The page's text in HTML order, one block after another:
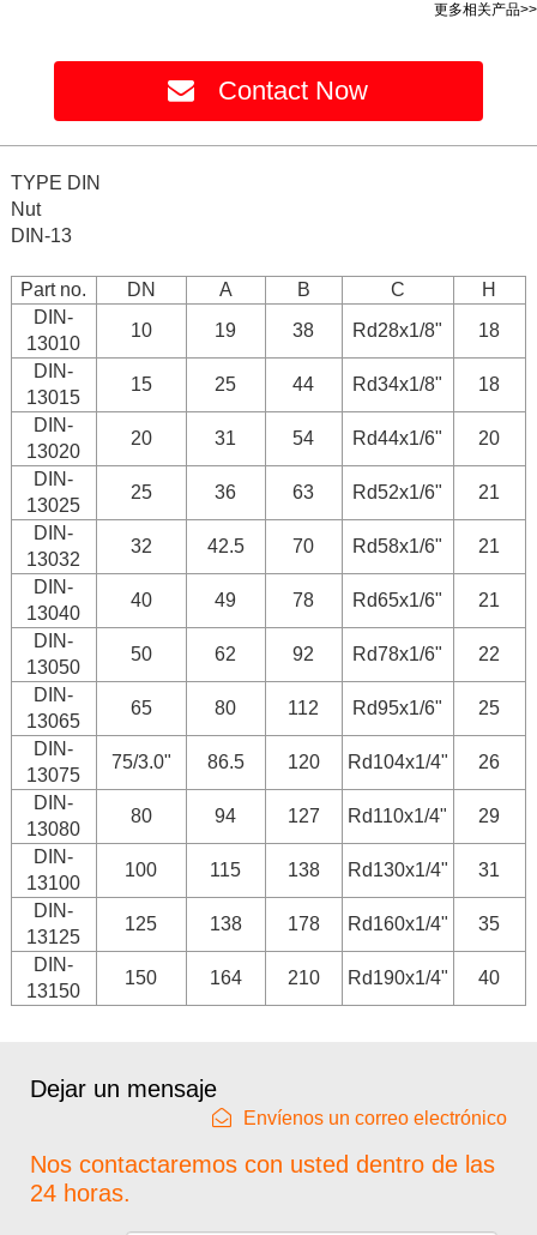
更多相关产品>>
Contact Now
TYPE DIN
Nut
DIN-13
Part no. DN A B C
H
DIN-
13010
10 19 38 Rd28x1/8"
18
DIN-
13015
15 25 44 Rd34x1/8"
18
DIN-
13020
20 31 54 Rd44x1/6"
20
DIN-
13025
25 36 63 Rd52x1/6"
21
DIN-
13032
32 42.5 70 Rd58x1/6"
21
DIN-
13040
40 49 78 Rd65x1/6"
21
DIN-
13050
50 62 92 Rd78x1/6"
22
DIN-
13065
65 80 112 Rd95x1/6"
25
DIN-
13075
75/3.0" 86.5 120 Rd104x1/4"
26
DIN-
13080
80 94 127 Rd110x1/4"
29
DIN-
13100
100 115 138 Rd130x1/4"
31
DIN-
13125
125 138 178 Rd160x1/4"
35
DIN-
13150
150 164 210 Rd190x1/4" 40
Dejar un mensaje
Envíenos un correo electrónico
Nos contactaremos con usted dentro de las
24 horas.